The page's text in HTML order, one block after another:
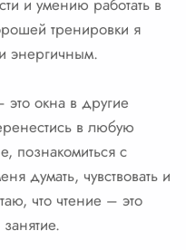
и умению работать в
тренировки я
энергичным.
окна в другие
в любую
познакомиться с
думать, чувствовать и
что чтение – это